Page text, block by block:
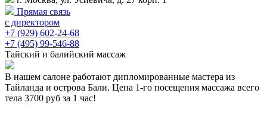
Прямая связь
с директором
+7 (929) 602-24-68
+7 (495) 99-546-88
Тайский и балийский массаж
В нашем салоне работают дипломированные мастера из
Тайланда и острова Бали. Цена 1-го посещения массажа всего
тела 3700 руб за 1 час!